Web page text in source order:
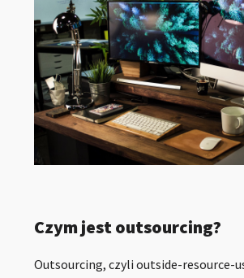
Czym jest outsourcing?
Outsourcing, czyli outside-resource-